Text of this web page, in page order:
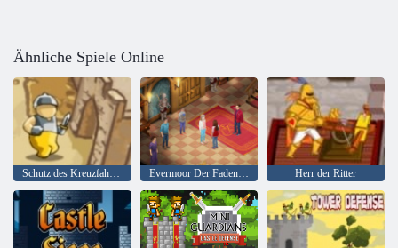
Ähnliche Spiele Online
Schutz des Kreuzfahrers Evermoor Der Faden des Schicksals Herr der Ritter